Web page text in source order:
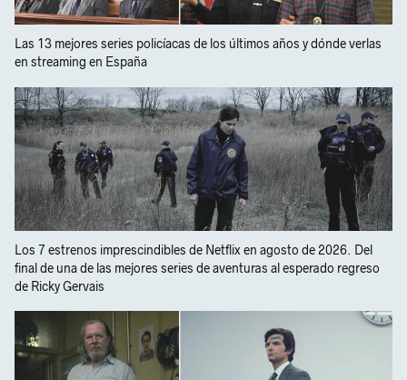
Las 13 mejores series policíacas de los últimos años y dónde verlas
en streaming en España
Los 7 estrenos imprescindibles de Netflix en agosto de 2026. Del
final de una de las mejores series de aventuras al esperado regreso
de Ricky Gervais